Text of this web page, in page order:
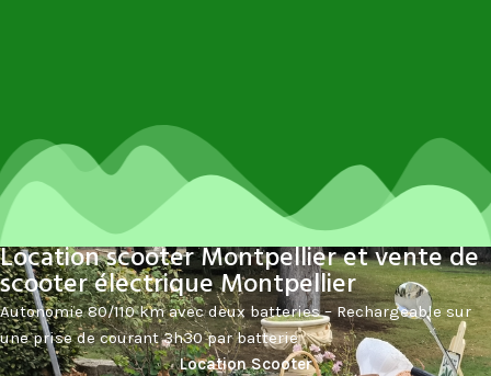
Location scooter Montpellier et vente de
scooter électrique Montpellier
Autonomie 80/110 km avec deux batteries – Rechargeable sur
une prise de courant 3h30 par batterie
Location Scooter